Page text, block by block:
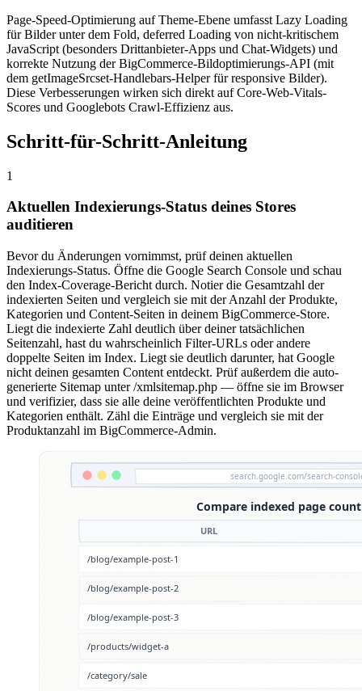
Page-Speed-Optimierung auf Theme-Ebene umfasst Lazy Loading
für Bilder unter dem Fold, deferred Loading von nicht-kritischem
JavaScript (besonders Drittanbieter-Apps und Chat-Widgets) und
korrekte Nutzung der BigCommerce-Bildoptimierungs-API (mit
dem getImageSrcset-Handlebars-Helper für responsive Bilder).
Diese Verbesserungen wirken sich direkt auf Core-Web-Vitals-
Scores und Googlebots Crawl-Effizienz aus.
Schritt-für-Schritt-Anleitung
1
Aktuellen Indexierungs-Status deines Stores
auditieren
Bevor du Änderungen vornimmst, prüf deinen aktuellen
Indexierungs-Status. Öffne die Google Search Console und schau
den Index-Coverage-Bericht durch. Notier die Gesamtzahl der
indexierten Seiten und vergleich sie mit der Anzahl der Produkte,
Kategorien und Content-Seiten in deinem BigCommerce-Store.
Liegt die indexierte Zahl deutlich über deiner tatsächlichen
Seitenzahl, hast du wahrscheinlich Filter-URLs oder andere
doppelte Seiten im Index. Liegt sie deutlich darunter, hat Google
nicht deinen gesamten Content entdeckt. Prüf außerdem die auto-
generierte Sitemap unter /xmlsitemap.php — öffne sie im Browser
und verifizier, dass sie alle deine veröffentlichten Produkte und
Kategorien enthält. Zähl die Einträge und vergleich sie mit der
Produktanzahl im BigCommerce-Admin.